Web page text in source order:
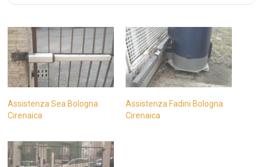
Assistenza Sea Bologna
Cirenaica
Assistenza Fadini Bologna
Cirenaica